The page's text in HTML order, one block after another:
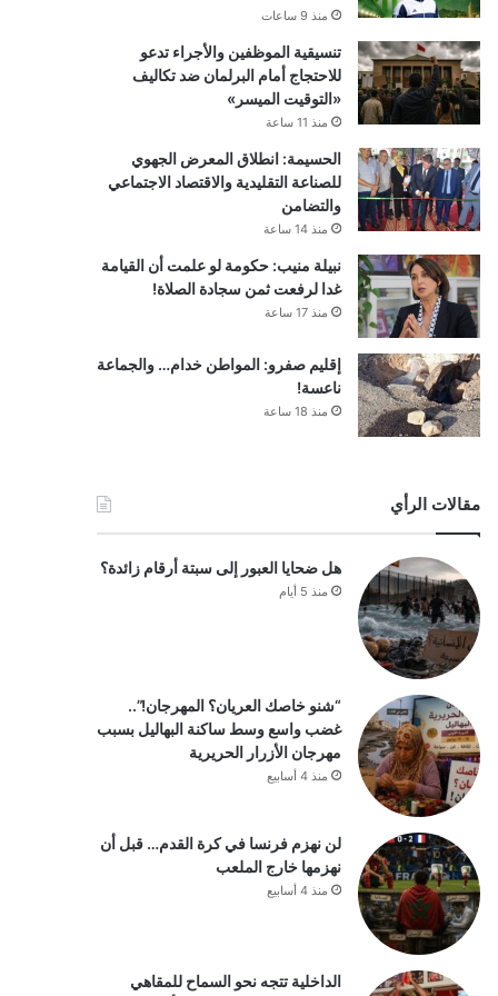
منذ 9 ساعات
تنسيقية الموظفين والأجراء تدعو
للاحتجاج أمام البرلمان ضد تكاليف
«التوقيت الميسر»
منذ 11 ساعة
الحسيمة: انطلاق المعرض الجهوي
للصناعة التقليدية والاقتصاد الاجتماعي
والتضامن
منذ 14 ساعة
نبيلة منيب: حكومة لو علمت أن القيامة
غدا لرفعت ثمن سجادة الصلاة!
منذ 17 ساعة
إقليم صفرو: المواطن خدام… والجماعة
ناعسة!
منذ 18 ساعة
مقالات الرأي
هل ضحايا العبور إلى سبتة أرقام زائدة؟
منذ 5 أيام
“شنو خاصك العريان؟ المهرجان!”..
غضب واسع وسط ساكنة البهاليل بسبب
مهرجان الأزرار الحريرية
منذ 4 أسابيع
لن نهزم فرنسا في كرة القدم… قبل أن
نهزمها خارج الملعب
منذ 4 أسابيع
الداخلية تتجه نحو السماح للمقاهي